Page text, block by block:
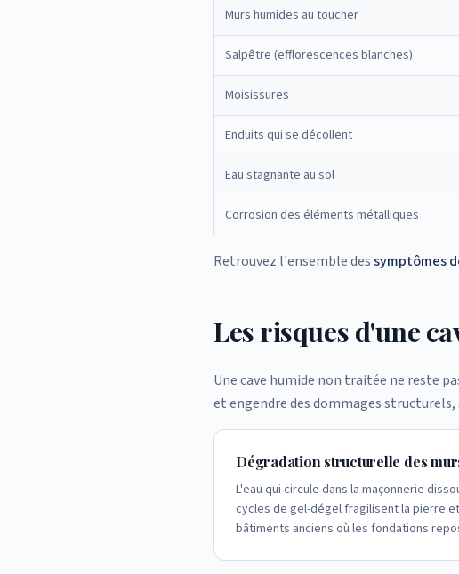
Murs humides au toucher
Salpêtre (efflorescences blanches)
Moisissures
Enduits qui se décollent
Eau stagnante au sol
Corrosion des éléments métalliques
Retrouvez l'ensemble dessymptômes
Les risques d'une
Une cave humide non traitée ne reste
et engendre des dommages
Dégradation structurelle des
L'eau qui circule dans la maçonnerie
cycles de gel-dégel fragilisent la pierre
bâtiments anciens où les fondations